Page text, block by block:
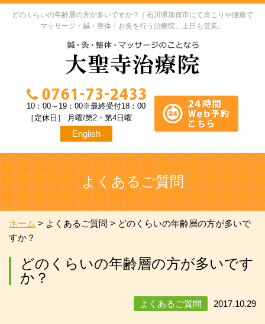
どのくらいの年齢層の方が多いですか？｜石川県加賀市にて肩こりや腰痛で
マッサージ・鍼・整体・お灸を行う治療院。土日も営業。
10：00～19：00※最終受付18：00
［定休日］ 月曜/第2・第4日曜
English
よくあるご質問
ホーム > よくあるご質問 > どのくらいの年齢層の方が多いで
すか？
どのくらいの年齢層の方が多いです
か？
よくあるご質問 2017.10.29